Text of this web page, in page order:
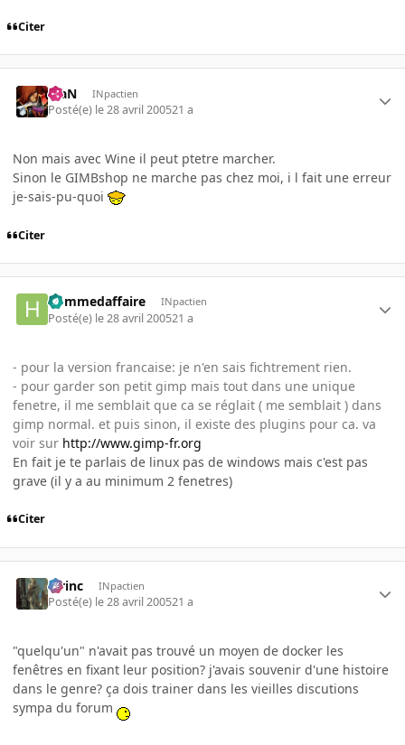
Citer
KiaN INpactien
Posté(e) le 28 avril 200521 a
Non mais avec Wine il peut ptetre marcher.
Sinon le GIMBshop ne marche pas chez moi, i l fait une erreur
je-sais-pu-quoi
Citer
hommedaffaire INpactien
Posté(e) le 28 avril 200521 a
- pour la version francaise: je n'en sais fichtrement rien.
- pour garder son petit gimp mais tout dans une unique
fenetre, il me semblait que ca se réglait ( me semblait ) dans
gimp normal. et puis sinon, il existe des plugins pour ca. va
voir sur http://www.gimp-fr.org
En fait je te parlais de linux pas de windows mais c'est pas
grave (il y a au minimum 2 fenetres)
Citer
lorinc INpactien
Posté(e) le 28 avril 200521 a
"quelqu'un" n'avait pas trouvé un moyen de docker les
fenêtres en fixant leur position? j'avais souvenir d'une histoire
dans le genre? ça dois trainer dans les vieilles discutions
sympa du forum